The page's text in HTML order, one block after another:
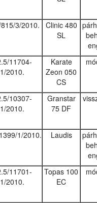
3/2010.
Clinic 480
SL
11704-
1/2010.
Karate
Zeon 050
CS
10307-
1/2010.
Granstar
75 DF
1/2010. Laudis
11701-
1/2010.
Topas 100
EC